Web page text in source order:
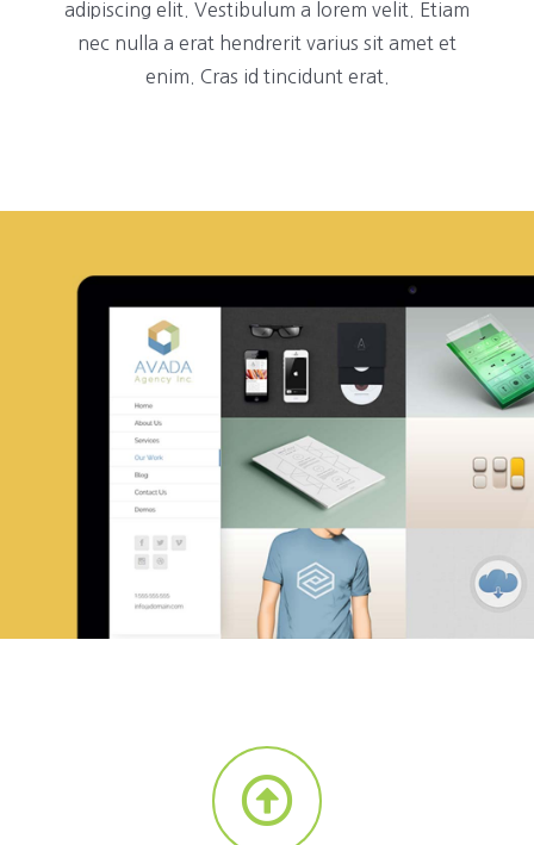
adipiscing elit. Vestibulum a lorem velit. Etiam
nec nulla a erat hendrerit varius sit amet et
enim. Cras id tincidunt erat.